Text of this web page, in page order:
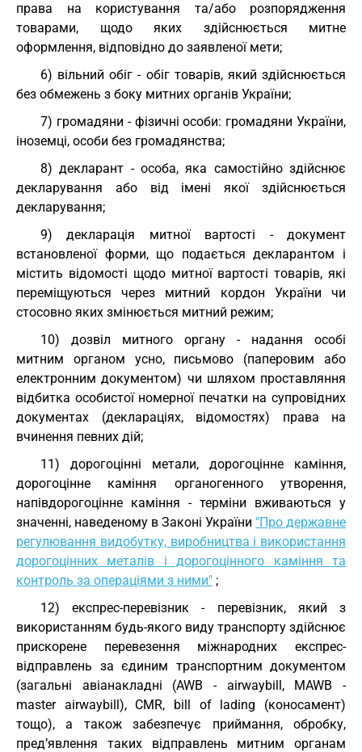
права на користування та/або розпорядження
товарами, щодо яких здійснюється митне
оформлення, відповідно до заявленої мети;
6) вільний обіг - обіг товарів, який здійснюється
без обмежень з боку митних органів України;
7) громадяни - фізичні особи: громадяни України,
іноземці, особи без громадянства;
8) декларант - особа, яка самостійно здійснює
декларування або від імені якої здійснюється
декларування;
9) декларація митної вартості - документ
встановленої форми, що подається декларантом і
містить відомості щодо митної вартості товарів, які
переміщуються через митний кордон України чи
стосовно яких змінюється митний режим;
10) дозвіл митного органу - надання особі
митним органом усно, письмово (паперовим або
електронним документом) чи шляхом проставляння
відбитка особистої номерної печатки на супровідних
документах (деклараціях, відомостях) права на
вчинення певних дій;
11) дорогоцінні метали, дорогоцінне каміння,
дорогоцінне каміння органогенного утворення,
напівдорогоцінне каміння - терміни вживаються у
значенні, наведеному в Законі України "Про державне
регулювання видобутку, виробництва і використання
дорогоцінних металів і дорогоцінного каміння та
контроль за операціями з ними" ;
12) експрес-перевізник - перевізник, який з
використанням будь-якого виду транспорту здійснює
прискорене перевезення міжнародних експрес-
відправлень за єдиним транспортним документом
(загальні авіанакладні (AWB - airwaybill, MAWB -
master airwaybill), CMR, bill of lading (коносамент)
тощо), а також забезпечує приймання, обробку,
пред’явлення таких відправлень митним органам